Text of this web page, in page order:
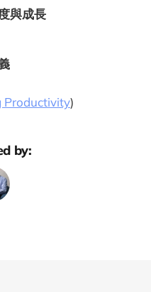
與成長
Productivity)
by: